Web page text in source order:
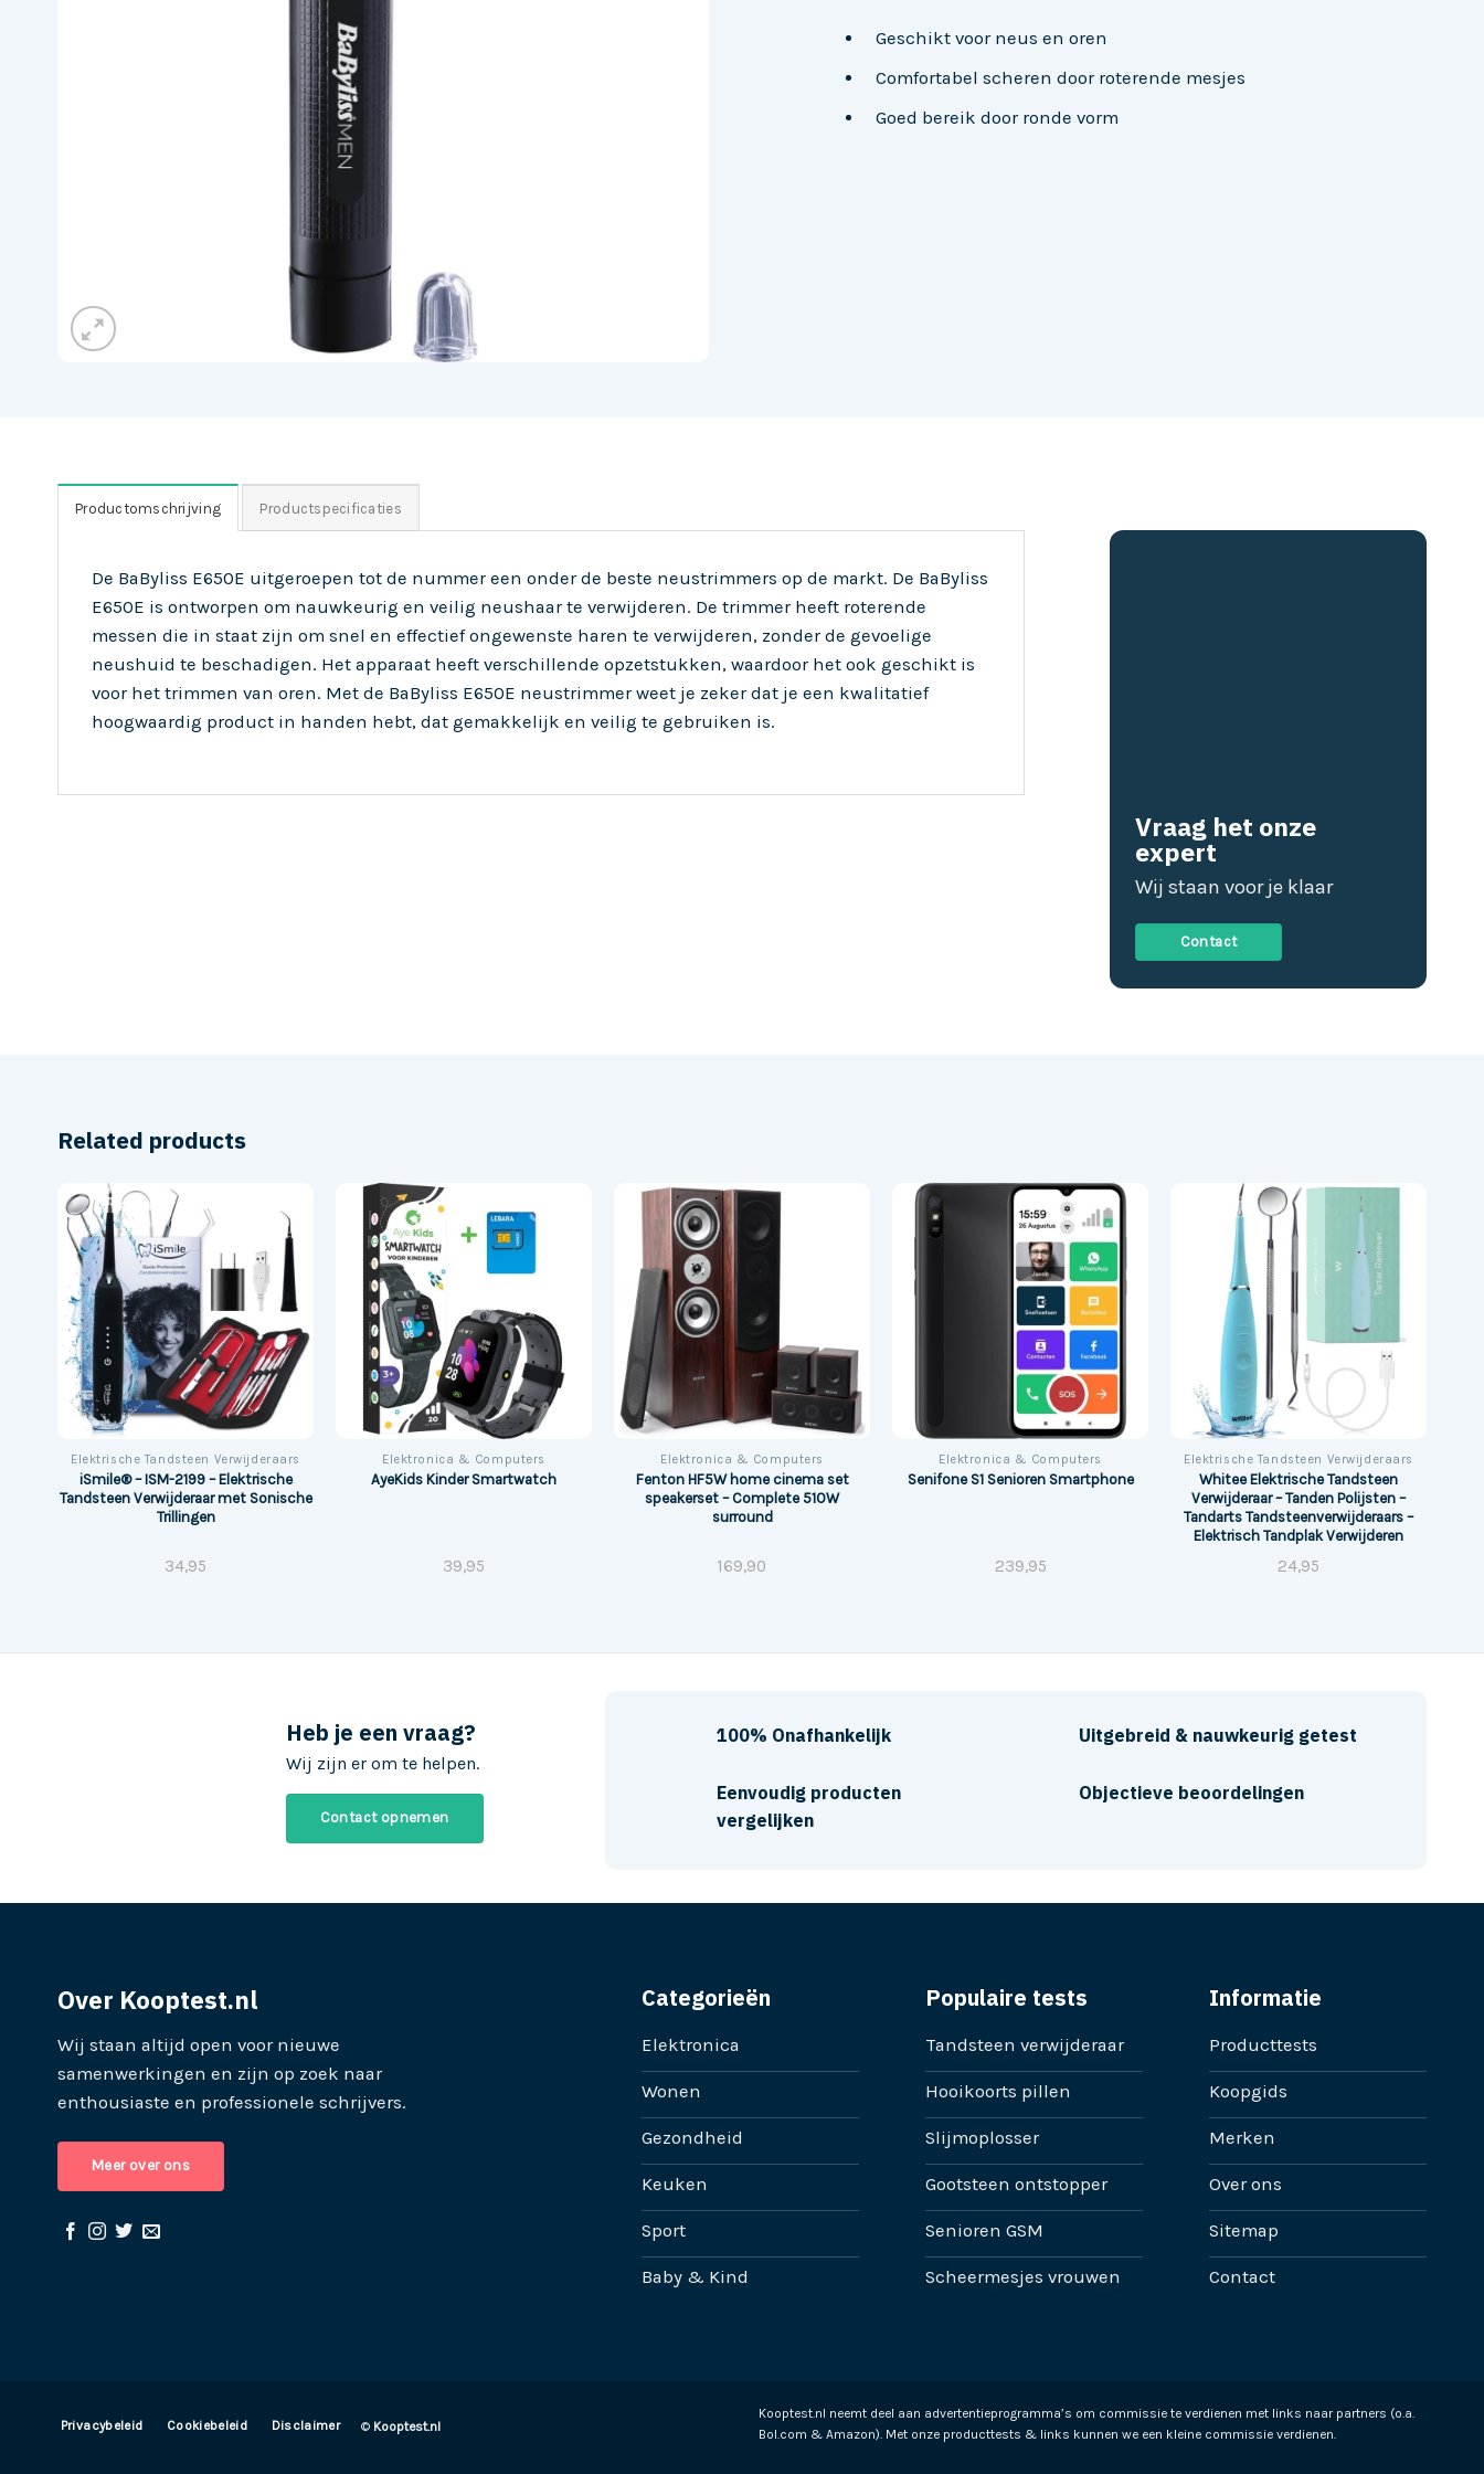
Geschikt voor neus en oren
Comfortabel scheren door roterende mesjes
Goed bereik door ronde vorm
Productomschrijving Productspecificaties
De BaByliss E650E uitgeroepen tot de nummer een onder de beste neustrimmers op de markt. De BaByliss
E650E is ontworpen om nauwkeurig en veilig neushaar te verwijderen. De trimmer heeft roterende
messen die in staat zijn om snel en effectief ongewenste haren te verwijderen, zonder de gevoelige
neushuid te beschadigen. Het apparaat heeft verschillende opzetstukken, waardoor het ook geschikt is
voor het trimmen van oren. Met de BaByliss E650E neustrimmer weet je zeker dat je een kwalitatief
hoogwaardig product in handen hebt, dat gemakkelijk en veilig te gebruiken is.
Vraag het onze
expert
Wij staan voor je klaar
Contact
Related products
Elektrische Tandsteen Verwijderaars
iSmile® – ISM-2199 – Elektrische
Tandsteen Verwijderaar met Sonische
Trillingen
34,95
Elektronica & Computers
AyeKids Kinder Smartwatch
39,95
Elektronica & Computers
Fenton HF5W home cinema set
speakerset – Complete 510W
surround
169,90
Elektronica & Computers
Senifone S1 Senioren Smartphone
239,95
Elektrische Tandsteen Verwijderaars
Whitee Elektrische Tandsteen
Verwijderaar – Tanden Polijsten –
Tandarts Tandsteenverwijderaars –
Elektrisch Tandplak Verwijderen
24,95
Heb je een vraag?
Wij zijn er om te helpen.
Contact opnemen
100% Onafhankelijk
Eenvoudig producten
vergelijken
Uitgebreid & nauwkeurig getest
Objectieve beoordelingen
Over Kooptest.nl
Wij staan altijd open voor nieuwe
samenwerkingen en zijn op zoek naar
enthousiaste en professionele schrijvers.
Meer over ons
Categorieën
Elektronica
Wonen
Gezondheid
Keuken
Sport
Baby & Kind
Populaire tests
Tandsteen verwijderaar
Hooikoorts pillen
Slijmoplosser
Gootsteen ontstopper
Senioren GSM
Scheermesjes vrouwen
Informatie
Producttests
Koopgids
Merken
Over ons
Sitemap
Contact
Privacybeleid Cookiebeleid Disclaimer © Kooptest.nl
Kooptest.nl neemt deel aan advertentieprogramma’s om commissie te verdienen met links naar partners (o.a.
Bol.com & Amazon). Met onze producttests & links kunnen we een kleine commissie verdienen.